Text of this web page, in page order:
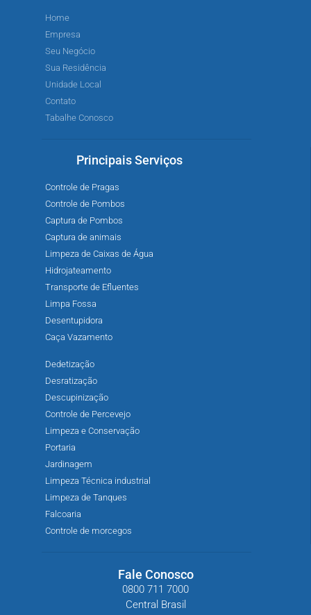
Home
Empresa
Seu Negócio
Sua Residência
Unidade Local
Contato
Tabalhe Conosco
Principais Serviços
Controle de Pragas
Controle de Pombos
Captura de Pombos
Captura de animais
Limpeza de Caixas de Água
Hidrojateamento
Transporte de Efluentes
Limpa Fossa
Desentupidora
Caça Vazamento
Dedetização
Desratização
Descupinização
Controle de Percevejo
Limpeza e Conservação
Portaria
Jardinagem
Limpeza Técnica industrial
Limpeza de Tanques
Falcoaria
Controle de morcegos
Fale Conosco
0800 711 7000
Central Brasil